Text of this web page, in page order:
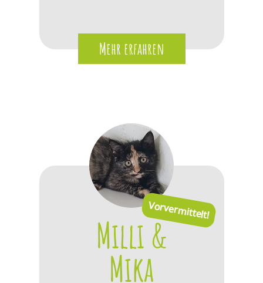
Mehr erfahren
Vorvermittelt!
Milli &
Mika